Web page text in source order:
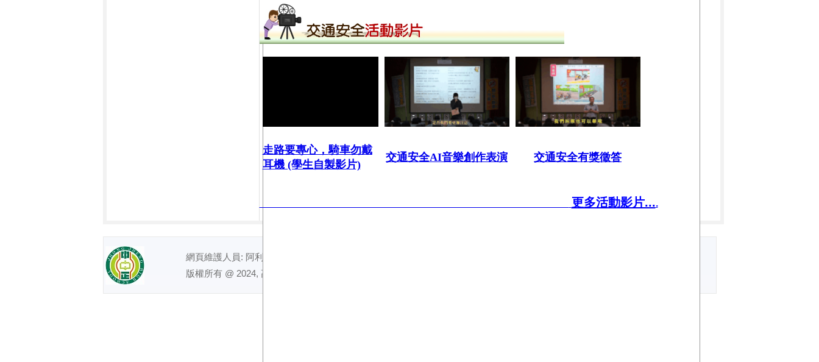
走路要專心，騎車勿戴
耳機 (學生自製影片)
交通安全AI音樂創作表演 交通安全有獎徵答
更多活動影片....
網頁維護人員: 阿利｜ 電話 : (07)7491992
版權所有 @ 2024, 高雄市立中正高級中學. All right reserved.